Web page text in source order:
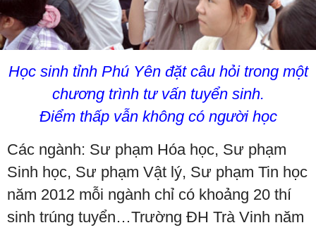
Học sinh tỉnh Phú Yên đặt câu hỏi trong một
chương trình tư vấn tuyển sinh.
Điểm thấp vẫn không có người học
Các ngành: Sư phạm Hóa học, Sư phạm
Sinh học, Sư phạm Vật lý, Sư phạm Tin học
năm 2012 mỗi ngành chỉ có khoảng 20 thí
sinh trúng tuyển…Trường ĐH Trà Vinh năm